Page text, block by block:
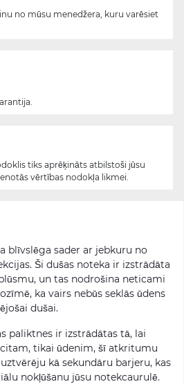
blīvslēga sader ar jebkuru no
Ši dušas noteka ir izstrādāta
un tas nodrošina neticami
ka vairs nebūs seklās ūdens
dušai.
paliktnes ir izstrādātas tā, lai
tikai ūdenim, šī atkritumu
kā sekundāru barjeru, kas
nokļūšanu jūsu notekcaurulē.
no mūsu menedžera, kuru varēsiet
tiks aprēķināts atbilstoši jūsu
vērtības nodokļa likmei.